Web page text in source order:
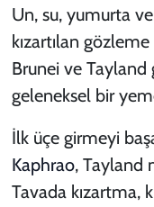
Un, su, yumurta
kızartılan
Brunei ve Tayland
geleneksel bir
İlk üçe girmeyi
Kaphrao, Tayland
Tavada kızartma,